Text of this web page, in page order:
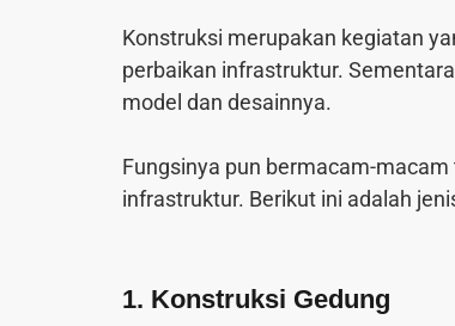
Konstruksi merupakan kegiatan
perbaikan infrastruktur.
model dan desainnya.
Fungsinya pun bermacam-
infrastruktur. Berikut ini adalah
1. Konstruksi Gedung